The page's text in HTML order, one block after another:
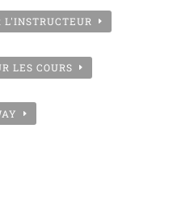
L'INSTRUCTEUR
LES COURS